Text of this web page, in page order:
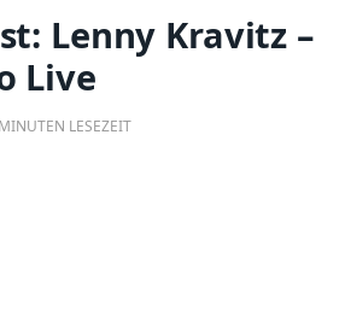
Lenny Kravitz –
Live
LESEZEIT